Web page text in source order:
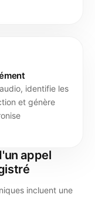
identifie les
et génère
appel
incluent une